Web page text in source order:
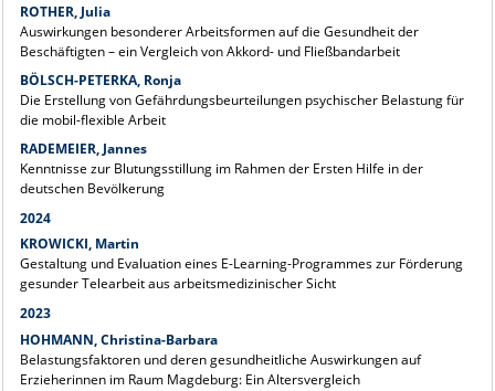
ROTHER, Julia
Auswirkungen besonderer Arbeitsformen auf die Gesundheit der
Beschäftigten – ein Vergleich von Akkord- und Fließbandarbeit
BÖLSCH-PETERKA, Ronja
Die Erstellung von Gefährdungsbeurteilungen psychischer Belastung für
die mobil-flexible Arbeit
RADEMEIER, Jannes
Kenntnisse zur Blutungsstillung im Rahmen der Ersten Hilfe in der
deutschen Bevölkerung
2024
KROWICKI, Martin
Gestaltung und Evaluation eines E-Learning-Programmes zur Förderung
gesunder Telearbeit aus arbeitsmedizinischer Sicht
2023
HOHMANN, Christina-Barbara
Belastungsfaktoren und deren gesundheitliche Auswirkungen auf
Erzieherinnen im Raum Magdeburg: Ein Altersvergleich